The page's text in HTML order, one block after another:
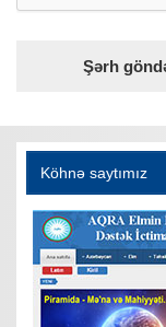
Köhnə saytımız